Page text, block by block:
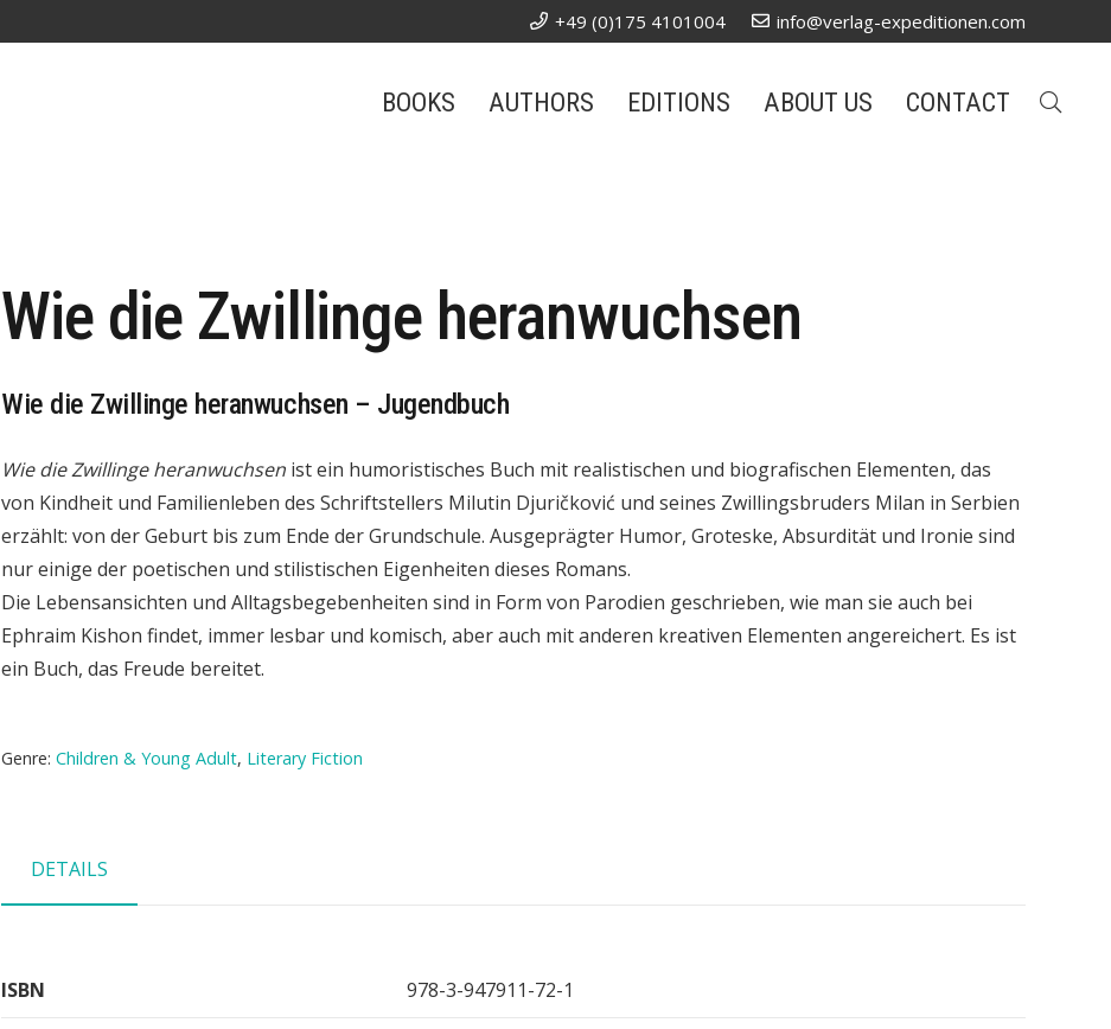
+49 (0)175 4101004 info@verlag-expeditionen.com
BOOKS AUTHORS EDITIONS ABOUT US CONTACT
Wie die Zwillinge heranwuchsen
Wie die Zwillinge heranwuchsen – Jugendbuch
Wie die Zwillinge heranwuchsen ist ein humoristisches Buch mit realistischen und biografischen Elementen, das
von Kindheit und Familienleben des Schriftstellers Milutin Djuričković und seines Zwillingsbruders Milan in Serbien
erzählt: von der Geburt bis zum Ende der Grundschule. Ausgeprägter Humor, Groteske, Absurdität und Ironie sind
nur einige der poetischen und stilistischen Eigenheiten dieses Romans.
Die Lebensansichten und Alltagsbegebenheiten sind in Form von Parodien geschrieben, wie man sie auch bei
Ephraim Kishon findet, immer lesbar und komisch, aber auch mit anderen kreativen Elementen angereichert. Es ist
ein Buch, das Freude bereitet.
Genre: Children & Young Adult, Literary Fiction
DETAILS
ISBN 978-3-947911-72-1